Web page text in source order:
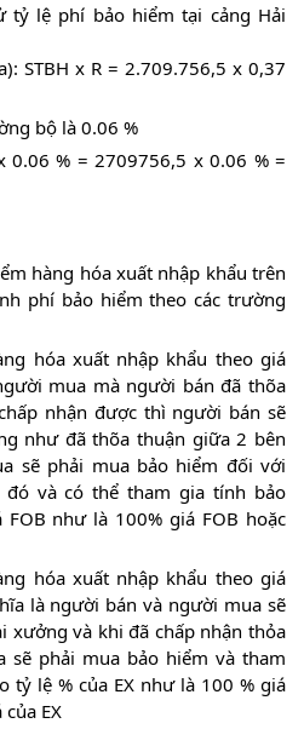
tỷ lệ phí bảo hiểm tại cảng Hải
STBH x R = 2.709.756,5 x 0,37
bộ là 0.06 %
0.06 % = 2709756,5 x 0.06 % =
hàng hóa xuất nhập khẩu trên
phí bảo hiểm theo các trường
hóa xuất nhập khẩu theo giá
mua mà người bán đã thõa
nhận được thì người bán sẽ
như đã thõa thuận giữa 2 bên
sẽ phải mua bảo hiểm đối với
đó và có thể tham gia tính bảo
như là 100% giá FOB hoặc
hóa xuất nhập khẩu theo giá
là người bán và người mua sẽ
xưởng và khi đã chấp nhận thỏa
sẽ phải mua bảo hiểm và tham
tỷ lệ % của EX như là 100 % giá
EX